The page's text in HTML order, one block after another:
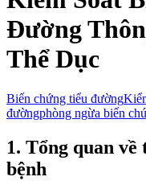
Đường
Thể Dục
Biến chứng tiểu đường
đườngphòng ngừa biến
1. Tổng quan
bệnh